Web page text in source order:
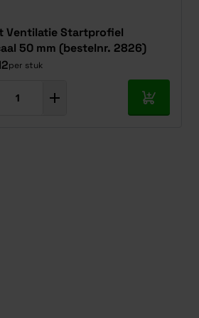
Ventilatie Startprofiel
50 mm (bestelnr. 2826)
per stuk
In mijn